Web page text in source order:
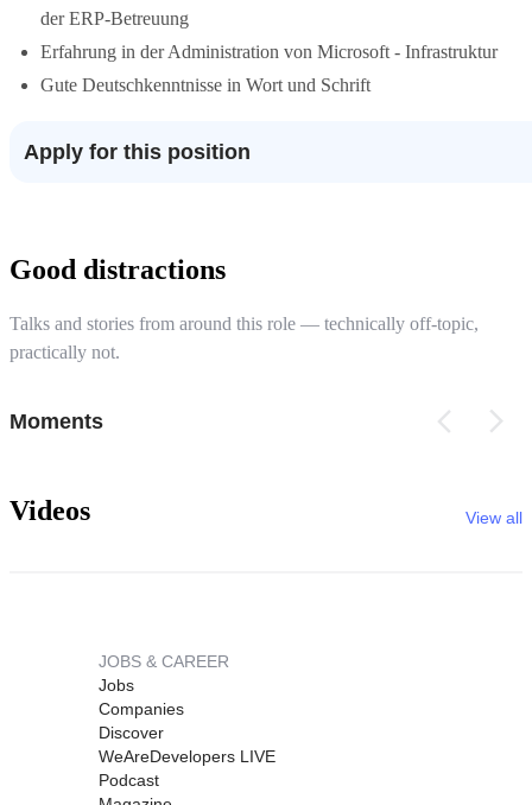
der ERP-Betreuung
Erfahrung in der Administration von Microsoft - Infrastruktur
Gute Deutschkenntnisse in Wort und Schrift
Apply for this position
Good distractions
Talks and stories from around this role — technically off-topic,
practically not.
Moments
Videos View all
JOBS & CAREER
Jobs
Companies
Discover
WeAreDevelopers LIVE
Podcast